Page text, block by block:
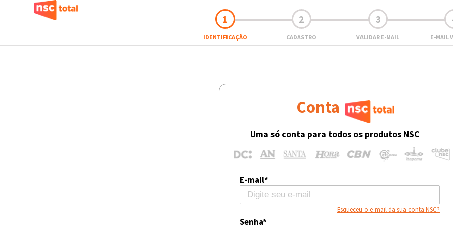
1
IDENTIFICAÇÃO
2
CADASTRO
3
VALIDAR E-MAIL E-MAIL
Conta
Uma só conta para todos os produtos NSC
E-mail*
Esqueceu o e-mail da sua conta NSC?
Senha*